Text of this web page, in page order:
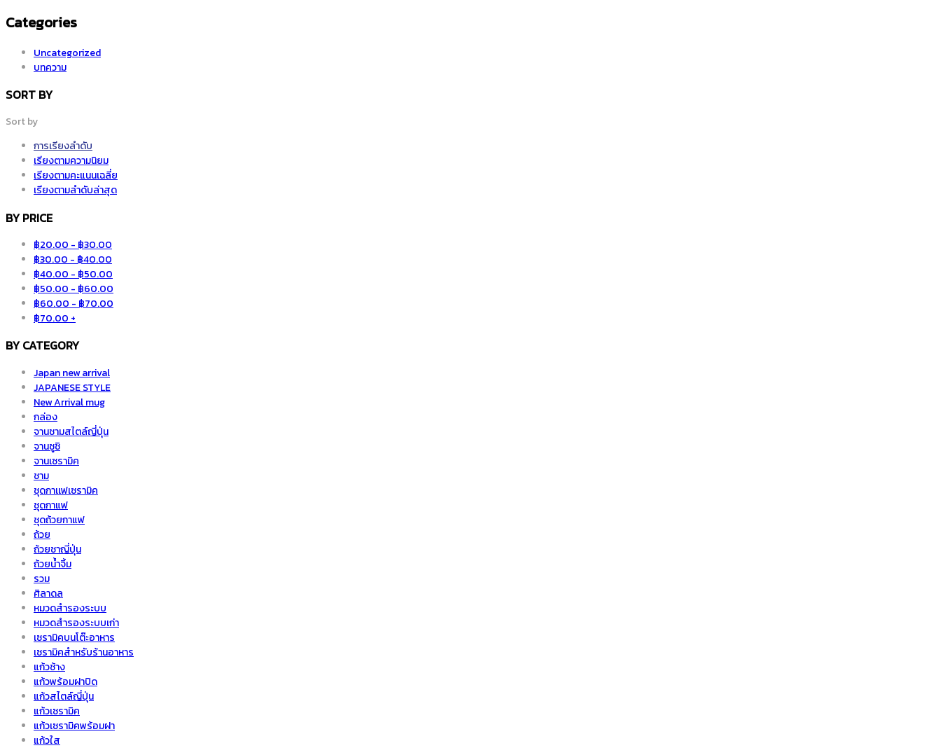
Categories
Uncategorized
บทความ
SORT BY
Sort by
การเรียงลำดับ
เรียงตามความนิยม
เรียงตามคะแนนเฉลี่ย
เรียงตามลำดับล่าสุด
BY PRICE
฿20.00 - ฿30.00
฿30.00 - ฿40.00
฿40.00 - ฿50.00
฿50.00 - ฿60.00
฿60.00 - ฿70.00
฿70.00 +
BY CATEGORY
Japan new arrival
JAPANESE STYLE
New Arrival mug
กล่อง
จานชามสไตล์ญี่ปุ่น
จานซูชิ
จานเซรามิค
ชาม
ชุดกาเเฟเซรามิค
ชุดกาแฟ
ชุดถ้วยกาแฟ
ถ้วย
ถ้วยชาญี่ปุ่น
ถ้วยน้ำจิ้ม
รวม
ศิลาดล
หมวดสำรองระบบ
หมวดสำรองระบบเก่า
เซรามิคบนโต๊ะอาหาร
เซรามิคสำหรับร้านอาหาร
แก้วช้าง
แก้วพร้อมฝาปิด
แก้วสไตล์ญี่ปุ่น
แก้วเซรามิค
แก้วเซรามิคพร้อมฝา
แก้วใส